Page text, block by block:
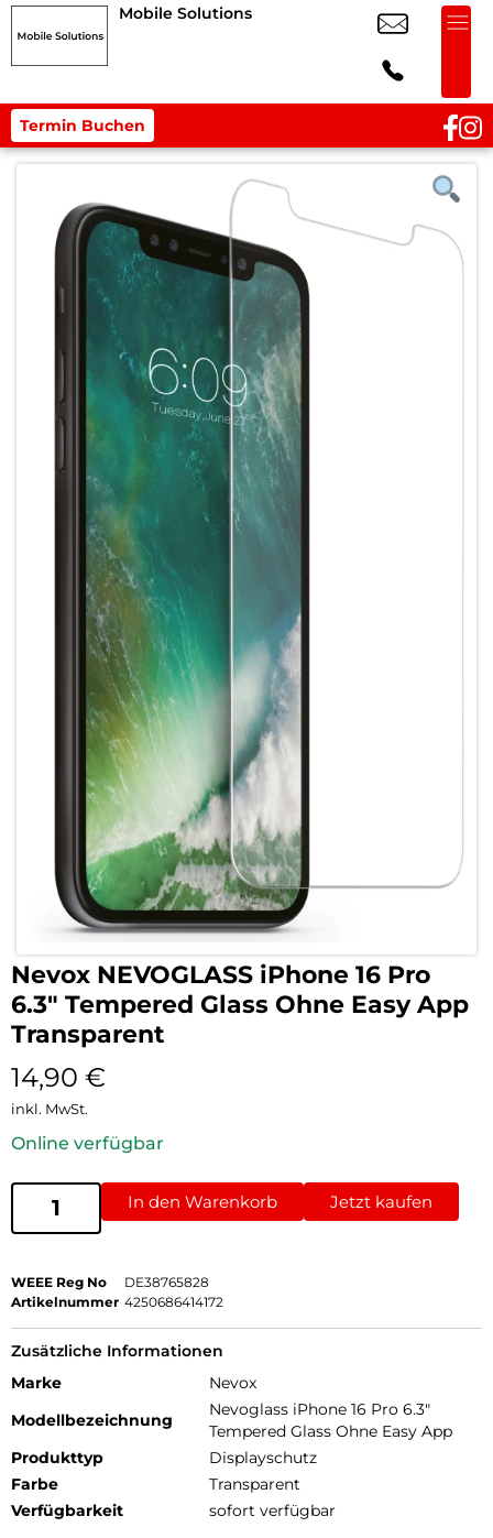
Mobile Solutions
Termin Buchen
Nevox NEVOGLASS iPhone 16 Pro
6.3″ Tempered Glass Ohne Easy App
Transparent
14,90 €
inkl. MwSt.
Online verfügbar
In den Warenkorb Jetzt kaufen
WEEE Reg No
DE38765828
Artikelnummer 4250686414172
Zusätzliche Informationen
Marke
Nevox
Modellbezeichnung
Nevoglass iPhone 16 Pro 6.3"
Tempered Glass Ohne Easy App
Produkttyp
Displayschutz
Farbe
Transparent
Verfügbarkeit
sofort verfügbar